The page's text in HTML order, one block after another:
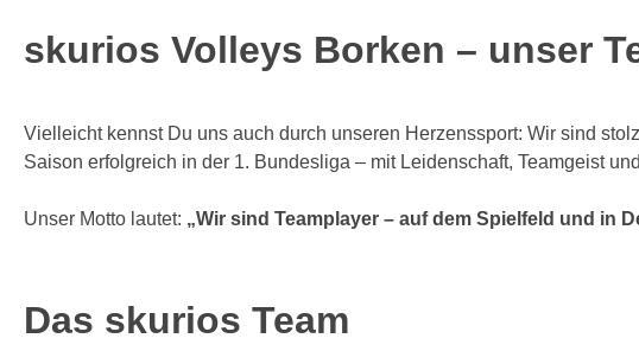
skurios Volleys Borken – unser
Vielleicht kennst Du uns auch durch unseren Herzenssport: Wir sind
Saison erfolgreich in der 1. Bundesliga – mit Leidenschaft, Teamgeist
Unser Motto lautet: „Wir sind Teamplayer – auf dem Spielfeld und in
Das skurios Team